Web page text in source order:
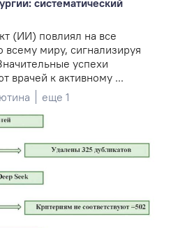
(ИИ) повлиял на все
миру, сигнализируя
успехи
врачей к активному ...
еще 1